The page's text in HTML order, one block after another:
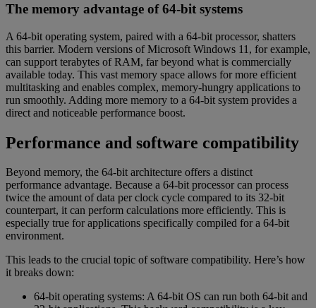
The memory advantage of 64-bit systems
A 64-bit operating system, paired with a 64-bit processor, shatters
this barrier. Modern versions of Microsoft Windows 11, for example,
can support terabytes of RAM, far beyond what is commercially
available today. This vast memory space allows for more efficient
multitasking and enables complex, memory-hungry applications to
run smoothly. Adding more memory to a 64-bit system provides a
direct and noticeable performance boost.
Performance and software compatibility
Beyond memory, the 64-bit architecture offers a distinct
performance advantage. Because a 64-bit processor can process
twice the amount of data per clock cycle compared to its 32-bit
counterpart, it can perform calculations more efficiently. This is
especially true for applications specifically compiled for a 64-bit
environment.
This leads to the crucial topic of software compatibility. Here’s how
it breaks down:
64-bit operating systems: A 64-bit OS can run both 64-bit and